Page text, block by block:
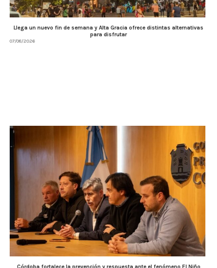
Llega un nuevo fin de semana y Alta Gracia ofrece distintas alternativas
para disfrutar
07/08/2026
Córdoba fortalece la prevención y respuesta ante el fenómeno El Niño